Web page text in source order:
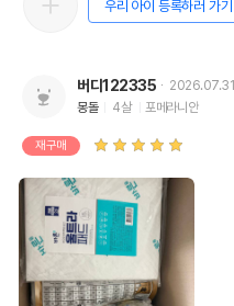
우리 아이 등록하러 가기
버디122335
2026.07.31
몽돌
4살 포메라니안
재구매